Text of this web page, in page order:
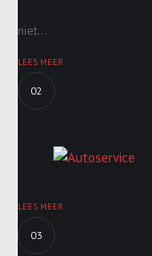
niet...
LEES MEER
02
LEES MEER
03